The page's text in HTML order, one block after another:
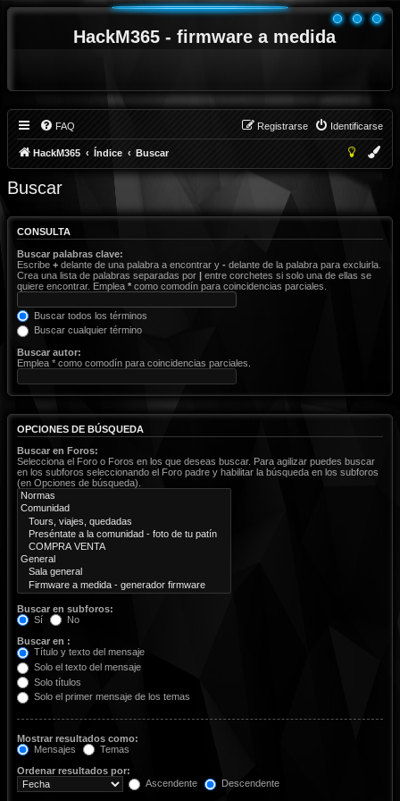
HackM365 - firmware a medida
FAQ Identificarse
Registrarse
HackM365 Índice Buscar
Buscar
CONSULTA
Buscar palabras clave:
Escribe + delante de una palabra a encontrar y - delante de la palabra para excluirla.
Crea una lista de palabras separadas por | entre corchetes si solo una de ellas se
quiere encontrar. Emplea * como comodín para coincidencias parciales.
Buscar todos los términos
Buscar cualquier término
Buscar autor:
Emplea * como comodín para coincidencias parciales.
OPCIONES DE BÚSQUEDA
Buscar en Foros:
Selecciona el Foro o Foros en los que deseas buscar. Para agilizar puedes buscar
en los subforos seleccionando el Foro padre y habilitar la búsqueda en los subforos
(en Opciones de búsqueda).
Buscar en subforos:
Sí
No
Buscar en :
Título y texto del mensaje
Solo el texto del mensaje
Solo títulos
Solo el primer mensaje de los temas
Mostrar resultados como:
Mensajes
Temas
Ordenar resultados por:
Ascendente
Descendente